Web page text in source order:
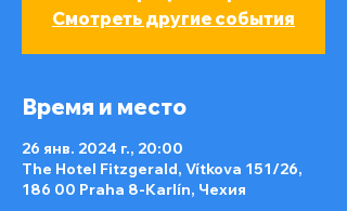
Смотреть другие события
Время и место
26 янв. 2024 г., 20:00
The Hotel Fitzgerald, Vítkova 151/26,
186 00 Praha 8-Karlín, Чехия